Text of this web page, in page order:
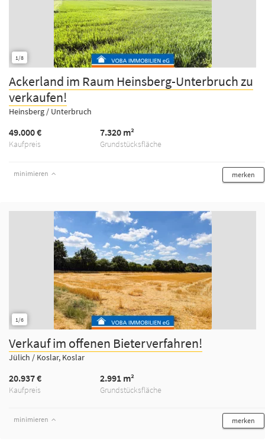
1/8
Ackerland im Raum Heinsberg-Unterbruch zu
verkaufen!
Heinsberg / Unterbruch
Kaufpreis
49.000 €
Grundstücksfläche
7.320 m²
minimieren merken
1/6
Verkauf im offenen Bieterverfahren!
Jülich / Koslar, Koslar
Kaufpreis
20.937 €
Grundstücksfläche
2.991 m²
minimieren merken